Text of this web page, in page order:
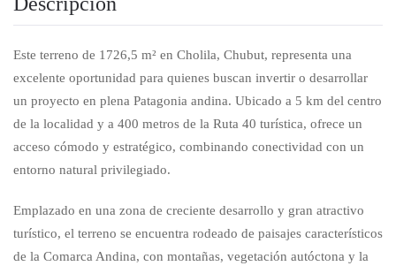
Este terreno de 1726,5 m² en Cholila, Chubut, representa una
excelente oportunidad para quienes buscan invertir o desarrollar
un proyecto en plena Patagonia andina. Ubicado a 5 km del centro
de la localidad y a 400 metros de la Ruta 40 turística, ofrece un
acceso cómodo y estratégico, combinando conectividad con un
entorno natural privilegiado.
Emplazado en una zona de creciente desarrollo y gran atractivo
turístico, el terreno se encuentra rodeado de paisajes característicos
de la Comarca Andina, con montañas, vegetación autóctona y la